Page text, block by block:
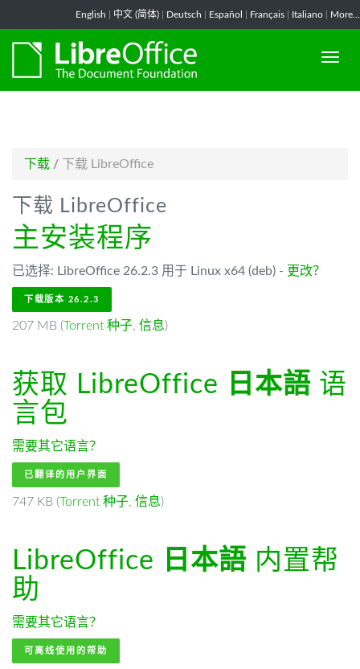
English 中文 (简体) Deutsch Español Français Italiano More...
下载 / 下载 LibreOffice
下载 LibreOffice
主安装程序
已选择: LibreOffice 26.2.3 用于 Linux x64 (deb) - 更改？
下载版本 26.2.3
207 MB (Torrent 种子, 信息)
获取 LibreOffice 日本語 语
言包
需要其它语言？
已翻译的用户界面
747 KB (Torrent 种子, 信息)
LibreOffice 日本語 内置帮
助
需要其它语言？
可离线使用的帮助